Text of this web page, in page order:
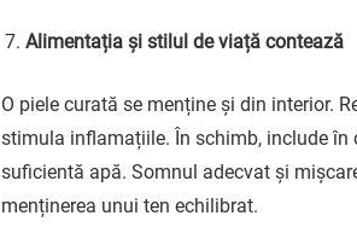
Alimentația și stilul de viață contează
O piele curată se menține și din interior.
stimula inflamațiile. În schimb, include în
suficientă apă. Somnul adecvat și
menținerea unui ten echilibrat.